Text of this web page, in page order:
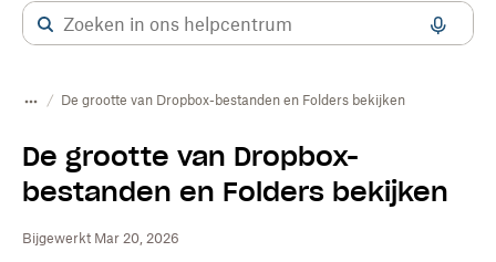
De grootte van Dropbox-bestanden en Folders bekijken
De grootte van Dropbox-
bestanden en Folders bekijken
Bijgewerkt Mar 20, 2026